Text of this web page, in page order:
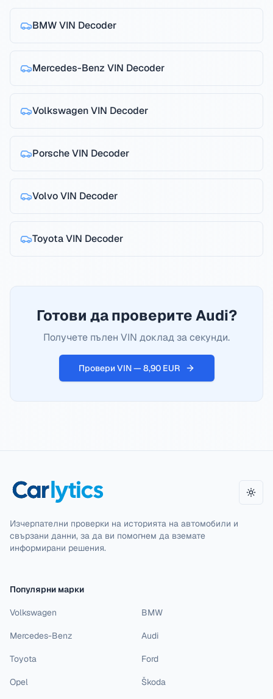
BMWVIN Decoder
Mercedes-Benz VIN Decoder
VolkswagenVIN Decoder
PorscheVIN Decoder
VolvoVIN Decoder
ToyotaVIN Decoder
Готови да проверите Audi?
Получете пълен VIN доклад за секунди.
Провери VIN — 8,90 EUR
Изчерпателни проверки на историята на автомобили и
свързани данни, за да ви помогнем да вземате
информирани решения.
Популярни марки
Volkswagen BMW
Mercedes-Benz Audi
Toyota Ford
Opel Škoda